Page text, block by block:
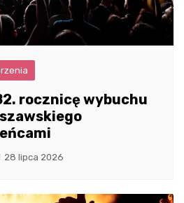
rocznicę wybuchu
28 lipca 2026